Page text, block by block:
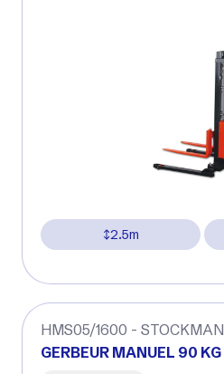
2.5m
HMS05/1600 - STOCKMAN
GERBEUR MANUEL 90 KG